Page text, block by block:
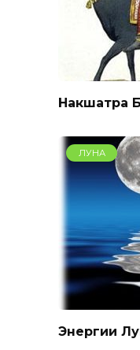
Накшатра
ЛУНА
Энергии